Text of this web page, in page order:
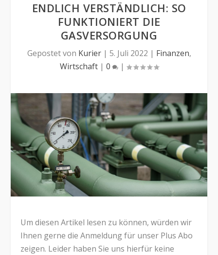
ENDLICH VERSTÄNDLICH: SO
FUNKTIONIERT DIE
GASVERSORGUNG
Gepostet von Kurier| 5. Juli 2022 | Finanzen,
Wirtschaft| 0 |
Um diesen Artikel lesen zu können, würden wir
Ihnen gerne die Anmeldung für unser Plus Abo
zeigen. Leider haben Sie uns hierfür keine